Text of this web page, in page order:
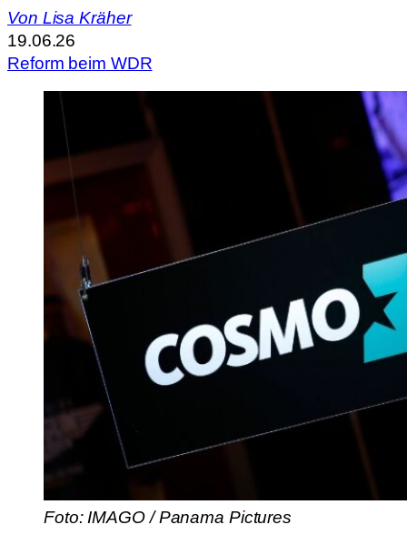
Von Lisa Kräher
19.06.26
Reform beim WDR
Foto: IMAGO / Panama Pictures